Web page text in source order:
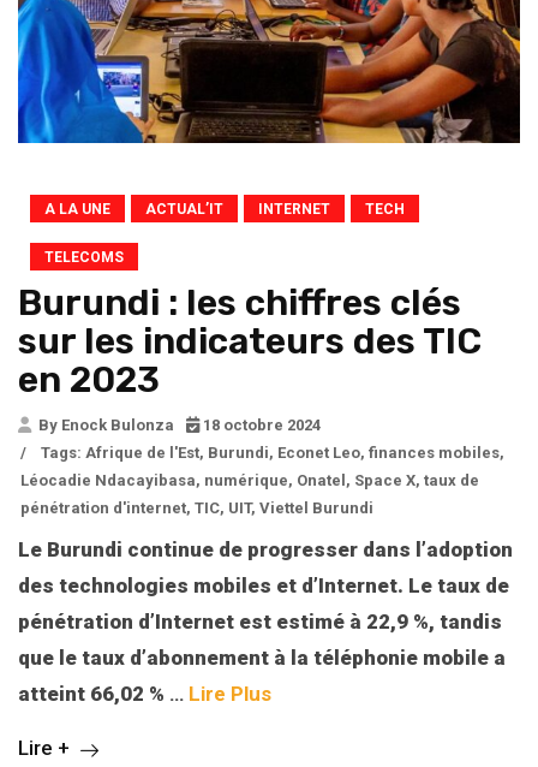
A LA UNE ACTUAL’IT INTERNET TECH
TELECOMS
Burundi : les chiffres clés
sur les indicateurs des TIC
en 2023
By Enock Bulonza
18 octobre 2024
/
Tags: Afrique de l'Est, Burundi, Econet Leo, finances mobiles,
Léocadie Ndacayibasa, numérique, Onatel , Space X, taux de
pénétration d'internet, TIC, UIT, Viettel Burundi
Le Burundi continue de progresser dans l’adoption
des technologies mobiles et d’Internet. Le taux de
pénétration d’Internet est estimé à 22,9 %, tandis
que le taux d’abonnement à la téléphonie mobile a
atteint 66,02 % … Lire Plus
Lire +